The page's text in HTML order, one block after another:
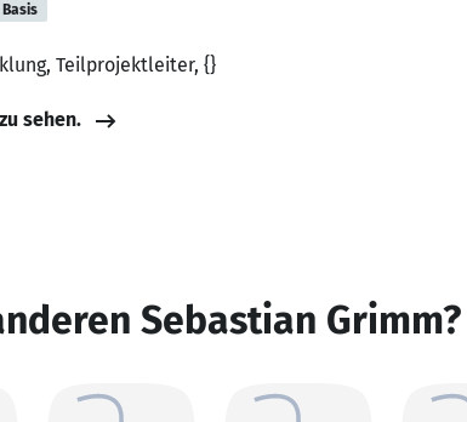
Basis
Teilprojektleiter, {}
sehen.
Sebastian Grimm?